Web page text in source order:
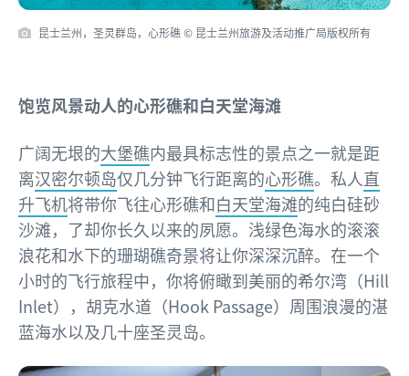
昆士兰州，圣灵群岛，心形礁 © 昆士兰州旅游及活动推广局版权所有
饱览风景动人的心形礁和白天堂海滩
广阔无垠的大堡礁内最具标志性的景点之一就是距
离汉密尔顿岛仅几分钟飞行距离的心形礁。私人直
升飞机将带你飞往心形礁和白天堂海滩的纯白硅砂
沙滩，了却你长久以来的夙愿。浅绿色海水的滚滚
浪花和水下的珊瑚礁奇景将让你深深沉醉。在一个
小时的飞行旅程中，你将俯瞰到美丽的希尔湾（Hill
Inlet），胡克水道（Hook Passage）周围浪漫的湛
蓝海水以及几十座圣灵岛。